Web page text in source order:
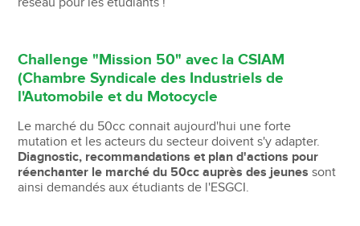
Challenge "Mission 50" avec la CSIAM
(Chambre Syndicale des Industriels de
l'Automobile et du Motocycle
Le marché du 50cc connait aujourd'hui une forte
mutation et les acteurs du secteur doivent s'y adapter.
Diagnostic, recommandations et plan d'actions pour
réenchanter le marché du 50cc auprès des jeunes sont
ainsi demandés aux étudiants de l'ESGCI.